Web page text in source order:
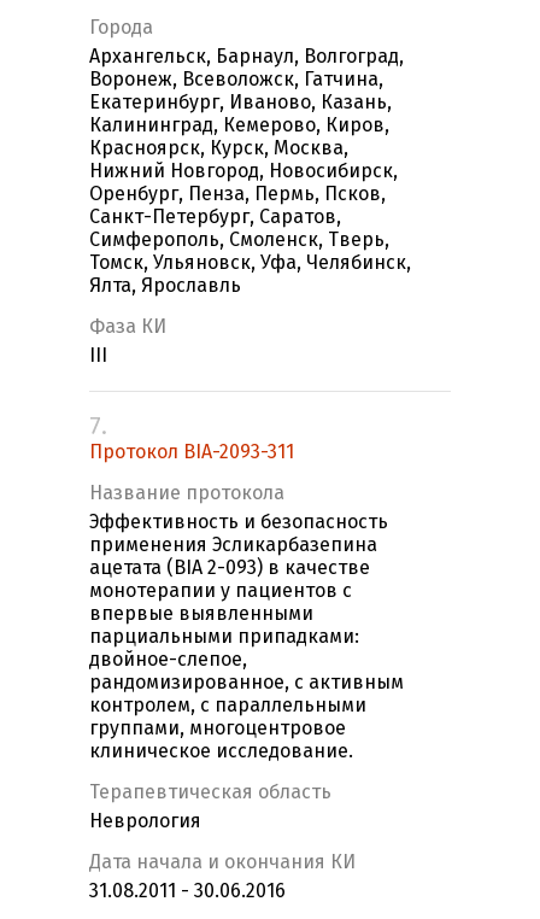
Города
Архангельск, Барнаул, Волгоград,
Воронеж, Всеволожск, Гатчина,
Екатеринбург, Иваново, Казань,
Калининград, Кемерово, Киров,
Красноярск, Курск, Москва,
Нижний Новгород, Новосибирск,
Оренбург, Пенза, Пермь, Псков,
Санкт-Петербург, Саратов,
Симферополь, Смоленск, Тверь,
Томск, Ульяновск, Уфа, Челябинск,
Ялта, Ярославль
Фаза КИ
7.
Протокол BIA-2093-311
Название протокола
Эффективность и безопасность
применения Эсликарбазепина
ацетата (BIA 2-093) в качестве
монотерапии у пациентов с
впервые выявленными
парциальными припадками:
двойное-слепое,
рандомизированное, с активным
контролем, с параллельными
группами, многоцентровое
клиническое исследование.
Терапевтическая область
Неврология
Дата начала и окончания КИ
31.08.2011 - 30.06.2016